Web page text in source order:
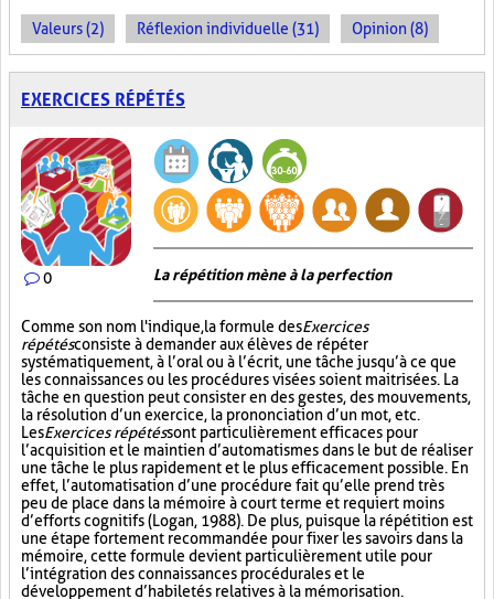
Valeurs (2) Réflexion individuelle (31) Opinion (8)
EXERCICES RÉPÉTÉS
0 La répétition mène à la perfection
Comme son nom l'indique, la formule desExercices
répétésconsiste à demander aux élèves de répéter
systématiquement, à l’oral ou à l’écrit, une tâche jusqu’à ce que
les connaissances ou les procédures visées soient maitrisées. La
tâche en question peut consister en des gestes, des mouvements,
la résolution d’un exercice, la prononciation d’un mot, etc.
LesExercices répétéssont particulièrement efficaces pour
l’acquisition et le maintien d’automatismes dans le but de réaliser
une tâche le plus rapidement et le plus efficacement possible. En
effet, l’automatisation d’une procédure fait qu’elle prend très
peu de place dans la mémoire à court terme et requiert moins
d’efforts cognitifs (Logan, 1988). De plus, puisque la répétition est
une étape fortement recommandée pour fixer les savoirs dans la
mémoire, cette formule devient particulièrement utile pour
l’intégration des connaissances procédurales et le
développement d’habiletés relatives à la mémorisation.